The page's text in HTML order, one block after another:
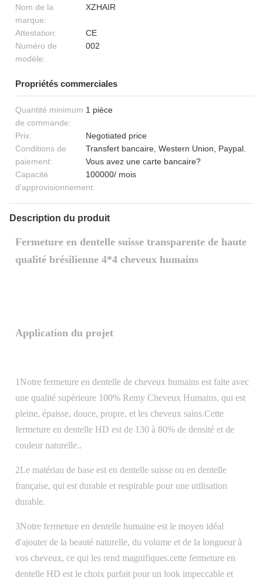
Nom de la
marque:
XZHAIR
Attestation:
CE
Numéro de
modèle:
002
Propriétés commerciales
Quantité minimum
de commande:
1 pièce
Prix:
Negotiated price
Conditions de
paiement:
Transfert bancaire, Western Union, Paypal.
Vous avez une carte bancaire?
Capacité
d'approvisionnement:
100000/ mois
Description du produit
Fermeture en dentelle suisse transparente de haute
qualité brésilienne 4*4 cheveux humains
Application du projet
1Notre fermeture en dentelle de cheveux humains est faite avec
une qualité supérieure 100% Remy Cheveux Humains, qui est
pleine, épaisse, douce, propre, et les cheveux sains.Cette
fermeture en dentelle HD est de 130 à 80% de densité et de
couleur naturelle..
2Le matériau de base est en dentelle suisse ou en dentelle
française, qui est durable et respirable pour une utilisation
durable.
3Notre fermeture en dentelle humaine est le moyen idéal
d'ajouter de la beauté naturelle, du volume et de la longueur à
vos cheveux, ce qui les rend magnifiques.cette fermeture en
dentelle HD est le choix parfait pour un look impeccable et